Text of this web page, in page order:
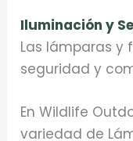
Iluminación y
Las lámparas y
seguridad y
En Wildlife
variedad de